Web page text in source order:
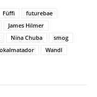
Füffi
futurebae
James Hilmer
Nina Chuba
smog
Wandl